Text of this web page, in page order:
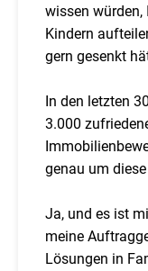
wissen würden,
Kindern
gern gesenkt
In den letzten
3.000
genau um
Ja, und es ist
meine
Lösungen in